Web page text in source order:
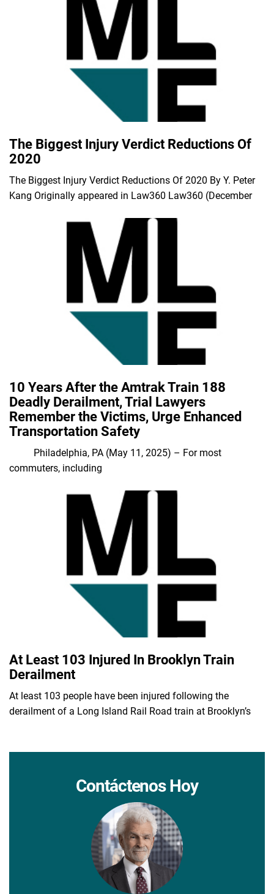
The Biggest Injury Verdict Reductions Of
2020
The Biggest Injury Verdict Reductions Of 2020 By Y. Peter
Kang Originally appeared in Law360 Law360 (December
10 Years After the Amtrak Train 188
Deadly Derailment, Trial Lawyers
Remember the Victims, Urge Enhanced
Transportation Safety
Philadelphia, PA (May 11, 2025) – For most
commuters, including
At Least 103 Injured In Brooklyn Train
Derailment
At least 103 people have been injured following the
derailment of a Long Island Rail Road train at Brooklyn’s
Contáctenos Hoy